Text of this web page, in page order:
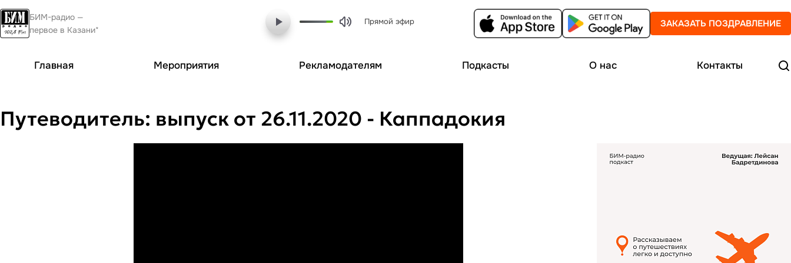
БИМ-радио —
первое в Казани*
Прямой эфир ЗАКАЗАТЬ ПОЗДРАВЛЕНИЕ
Главная Мероприятия Рекламодателям Подкасты О нас Контакты
Путеводитель: выпуск от 26.11.2020 - Каппадокия